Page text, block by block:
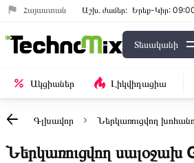
Հայաստան Աշխ․ ժամեր: Երեք-Կիր:
Տեսականի
Ակցիաներ Լիկվիդացիա
Գլխավոր Ներկառուցվող
Ներկառուցվող սալօջախ